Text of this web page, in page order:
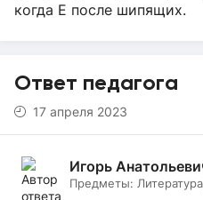
когда Е после шипящих.
Ответ педагога
17 апреля 2023
Игорь
Предметы: